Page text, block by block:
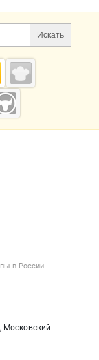
сайту и
Искать
и
в России.
Московский
данных